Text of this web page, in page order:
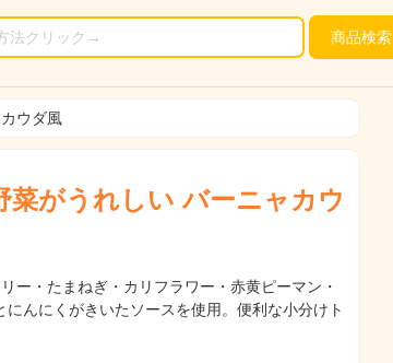
商品検索
ウダ風
菜がうれしい バーニャカウ
ー・たまねぎ・カリフラワー・赤黄ピーマン・
んにくがきいたソースを使用。便利な小分けト